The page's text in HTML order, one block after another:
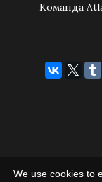
Команда
We use cookies to